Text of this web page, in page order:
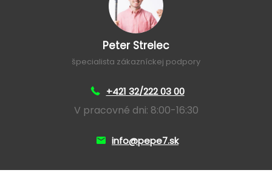
Peter Strelec
špecialista zákazníckej podpory
+421 32/222 03 00
V pracovné dni: 8:00-16:30
info@pepe7.sk